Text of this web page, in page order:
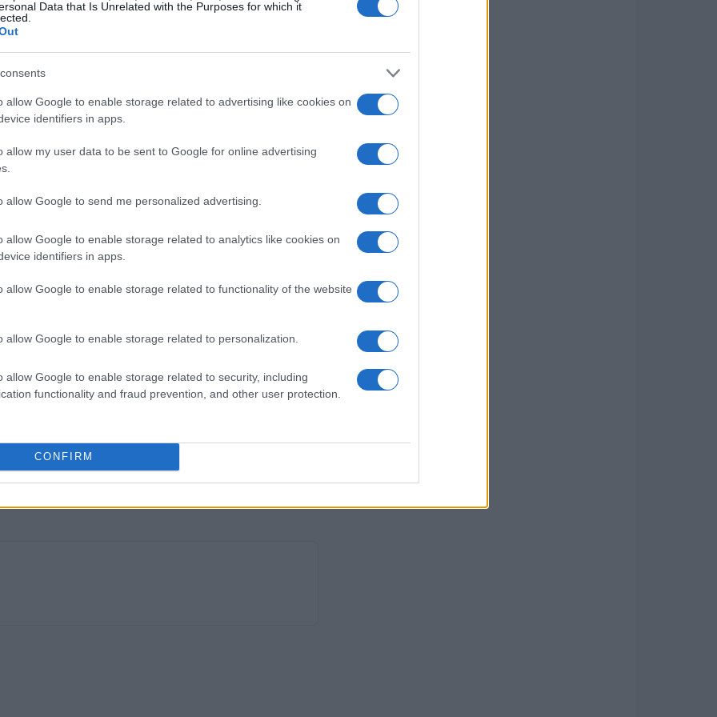
Data that Is Unrelated with the Purposes for which it
allow Google to enable storage related to advertising like cookies on
identifiers in apps.
allow my user data to be sent to Google for online advertising
allow Google to send me personalized advertising.
allow Google to enable storage related to analytics like cookies on
identifiers in apps.
allow Google to enable storage related to functionality of the website
allow Google to enable storage related to personalization.
allow Google to enable storage related to security, including
functionality and fraud prevention, and other user protection.
CONFIRM
mantenendo alta l’intensità del gioco. Il
di casa si è dimostrata solida e ben
il suo secondo gol, un capolavoro che ha esaltato i
frutto di un’azione corale che ha evidenziato il
Villa non è stata solo un risultato, ma una
edizione della Champions League.